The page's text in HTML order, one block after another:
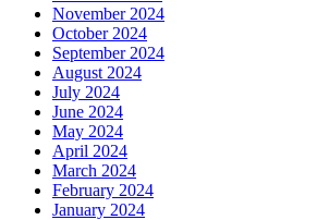
November 2024
October 2024
September 2024
August 2024
July 2024
June 2024
May 2024
April 2024
March 2024
February 2024
January 2024